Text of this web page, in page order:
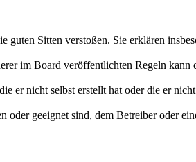
Sitten verstoßen. Sie erklären
im Board veröffentlichten Regeln
er nicht selbst erstellt hat oder die er
oder geeignet sind, dem Betreiber oder